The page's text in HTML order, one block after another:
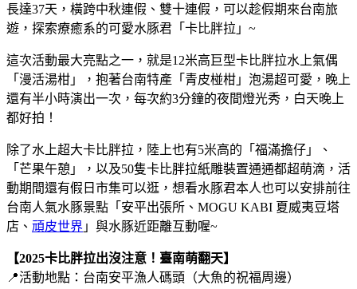
長達37天，橫跨中秋連假、雙十連假，可以趁假期來台南旅
遊，探索療癒系的可愛水豚君「卡比胖拉」~
這次活動最大亮點之一，就是12米高巨型卡比胖拉水上氣偶
「漫活湯柑」，抱著台南特產「青皮椪柑」泡湯超可愛，晚上
還有半小時演出一次，每次約3分鐘的夜間燈光秀，白天晚上
都好拍！
除了水上超大卡比胖拉，陸上也有5米高的「福滿擔仔」、
「芒果午憩」，以及50隻卡比胖拉紙雕裝置通通都超萌滴，活
動期間還有假日市集可以逛，想看水豚君本人也可以安排前往
台南人氣水豚景點「安平出張所、MOGU KABI 夏威夷豆塔
店、 頑皮世界 」與水豚近距離互動喔~
【2025卡比胖拉出沒注意！臺南萌翻天】
📍活動地點：台南安平漁人碼頭（大魚的祝福周邊）